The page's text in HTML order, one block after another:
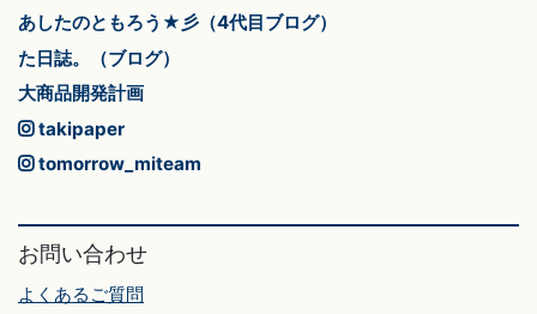
あしたのともろう★彡（4代目ブログ）
た日誌。（ブログ）
大商品開発計画
takipaper
tomorrow_miteam
お問い合わせ
よくあるご質問